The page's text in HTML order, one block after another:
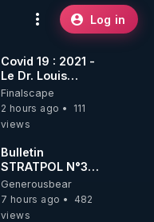
Log in
Covid 19 : 2021 -
Le Dr. Louis
Fouché renverse
le plateau de
CNews !
Finalscape
2 hours ago
111
views
Bulletin
STRATPOL N°302.
Armée des
drones, MS-21 en
série, missiles
Generousbear
7 hours ago
482
views